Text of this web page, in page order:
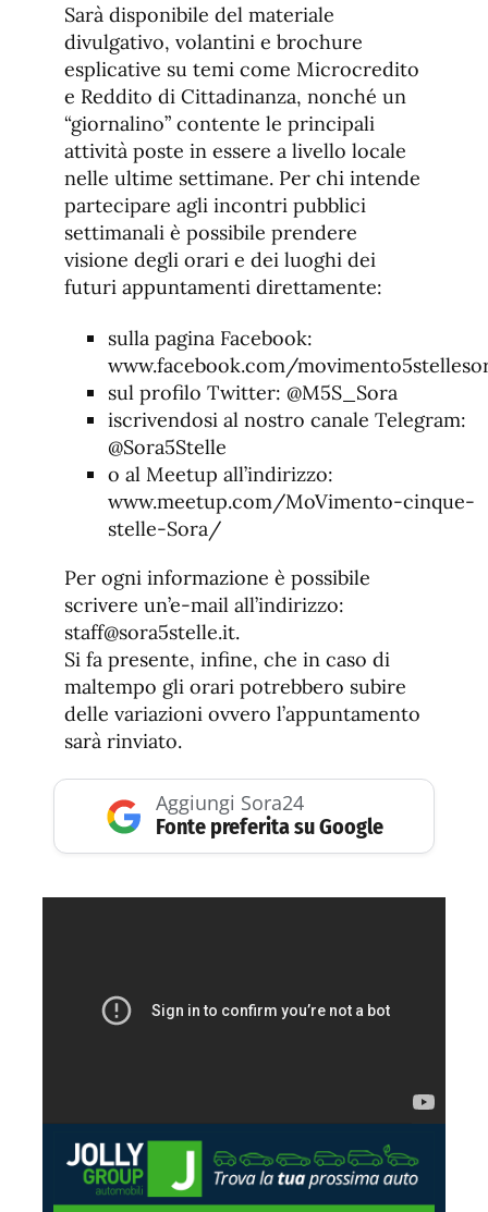
Sarà disponibile del materiale
divulgativo, volantini e brochure
esplicative su temi come Microcredito
e Reddito di Cittadinanza, nonché un
“giornalino” contente le principali
attività poste in essere a livello locale
nelle ultime settimane. Per chi intende
partecipare agli incontri pubblici
settimanali è possibile prendere
visione degli orari e dei luoghi dei
futuri appuntamenti direttamente:
sulla pagina Facebook:
www.facebook.com/
sul profilo Twitter: @M5S_Sora
iscrivendosi al nostro canale Telegram:
@Sora5Stelle
o al Meetup all’indirizzo:
www.meetup.com/MoVimento-cinque-
stelle-Sora/
Per ogni informazione è possibile
scrivere un’e-mail all’indirizzo:
staff@sora5stelle.it.
Si fa presente, infine, che in caso di
maltempo gli orari potrebbero subire
delle variazioni ovvero l’appuntamento
sarà rinviato.
Aggiungi Sora24
Fonte preferita su Google